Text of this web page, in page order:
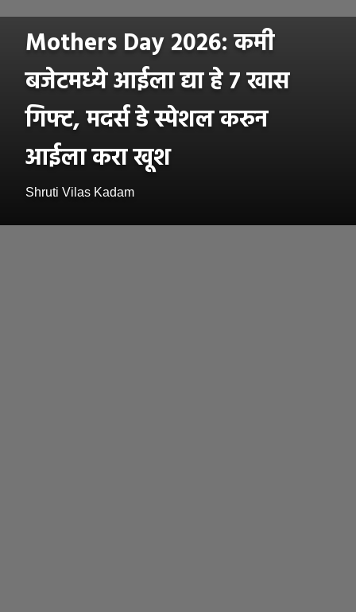
Mothers Day 2026: कमी
बजेटमध्ये आईला द्या हे ७ खास
गिफ्ट, मदर्स डे स्पेशल करुन
आईला करा खूश
Shruti Vilas Kadam